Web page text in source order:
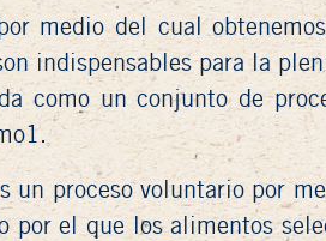
medio del cual
indispensables para la
como un conjunto de
proceso voluntario por
el que los alimentos